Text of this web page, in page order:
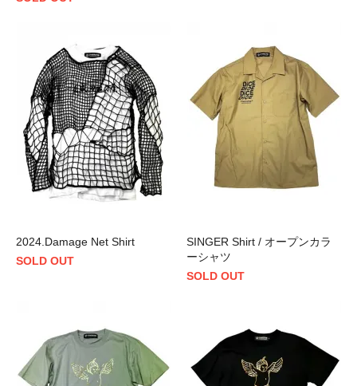
2024.Damage Net Shirt
SOLD OUT
SINGER Shirt / オープンカラ
ーシャツ
SOLD OUT